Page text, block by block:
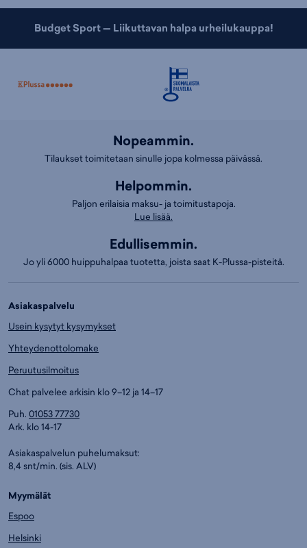
Budget Sport — Liikuttavan halpa urheilukauppa!
Nopeammin.
Tilaukset toimitetaan sinulle jopa kolmessa päivässä.
Helpommin.
Paljon erilaisia maksu- ja toimitustapoja.
Lue lisää.
Edullisemmin.
Jo yli 6000 huippuhalpaa tuotetta, joista saat K-Plussa-pisteitä.
Asiakaspalvelu
Usein kysytyt kysymykset
Yhteydenottolomake
Peruutusilmoitus
Chat palvelee arkisin klo 9–12 ja 14–17
Puh. 01053 77730
Ark. klo 14-17
Asiakaspalvelun puhelumaksut:
8,4 snt/min. (sis. ALV)
Myymälät
Espoo
Helsinki